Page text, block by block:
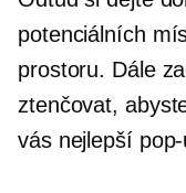
potenciálních
prostoru. Dále
ztenčovat,
vás nejlepší